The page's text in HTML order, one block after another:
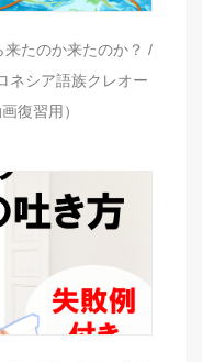
来たのか来たのか？ /
ネシア語族クレオー
復習用）